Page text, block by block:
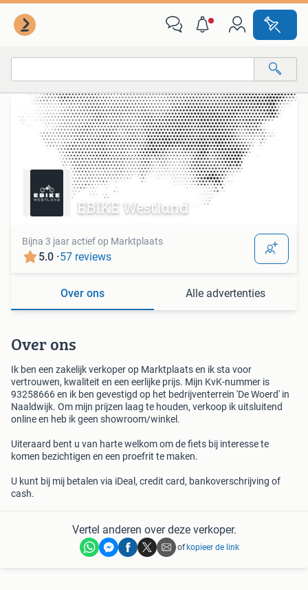
Alle categorieën…
Alle afstanden…
EBIKE Westland
Bijna 3 jaar actief op Marktplaats
5.0 ·57 reviews
Over ons Alle advertenties
Over ons
Ik ben een zakelijk verkoper op Marktplaats en ik sta voor
vertrouwen, kwaliteit en een eerlijke prijs. Mijn KvK-nummer is
93258666 en ik ben gevestigd op het bedrijventerrein 'De Woerd' in
Naaldwijk. Om mijn prijzen laag te houden, verkoop ik uitsluitend
online en heb ik geen showroom/winkel.
Uiteraard bent u van harte welkom om de fiets bij interesse te
komen bezichtigen en een proefrit te maken.
U kunt bij mij betalen via iDeal, credit card, bankoverschrijving of
cash.
Vertel anderen over deze verkoper.
of kopieer de link